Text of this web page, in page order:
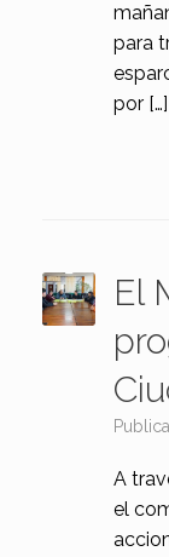
para
por […]
El
A
el